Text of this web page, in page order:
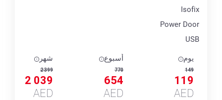
Isofix
Power Door
USB
يوم
149
119
AED
أسبوع
770
654
AED
شهر
2 399
2 039
AED